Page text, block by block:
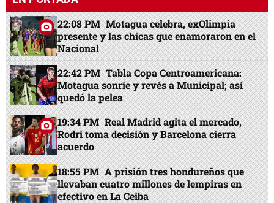
22:08 PM Motagua celebra, exOlimpia
presente y las chicas que enamoraron en el
Nacional
22:42 PM Tabla Copa Centroamericana:
Motagua sonríe y revés a Municipal; así
quedó la pelea
19:34 PM Real Madrid agita el mercado,
Rodri toma decisión y Barcelona cierra
acuerdo
18:55 PM A prisión tres hondureños que
llevaban cuatro millones de lempiras en
efectivo en La Ceiba